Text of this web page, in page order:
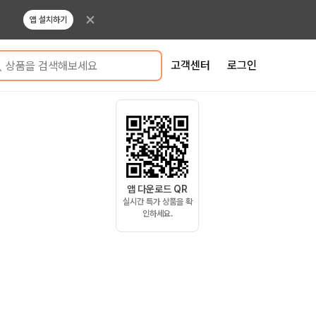
앱 설치하기
상품을 검색해보세요 고객센터 로그인
앱 다운로드 QR
실시간 특가 상품을 확
인하세요.